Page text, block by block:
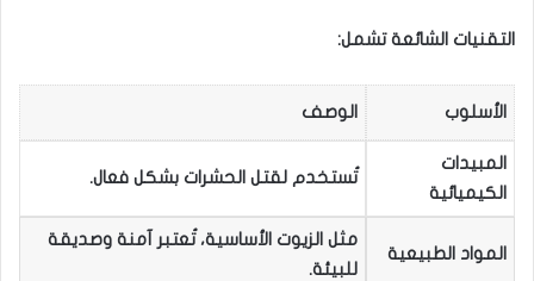
التقنيات الشائعة تشمل:
الأسلوب الوصف
المبيدات
الكيميائية
تُستخدم لقتل الحشرات بشكل فعال.
المواد الطبيعية
مثل الزيوت الأساسية، تُعتبر آمنة وصديقة
للبيئة.